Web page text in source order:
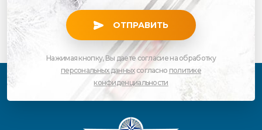
ОТПРАВИТЬ
Нажимая кнопку, Вы даете согласие на обработку
персональных данныхсогласно политике
конфиденциальности